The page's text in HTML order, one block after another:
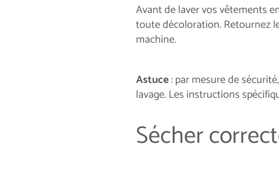
Avant delaver vos vêtements
toute décoloration. Retournez
machine.
Astuce: par mesure de
lavage. Les instructions
Sécher